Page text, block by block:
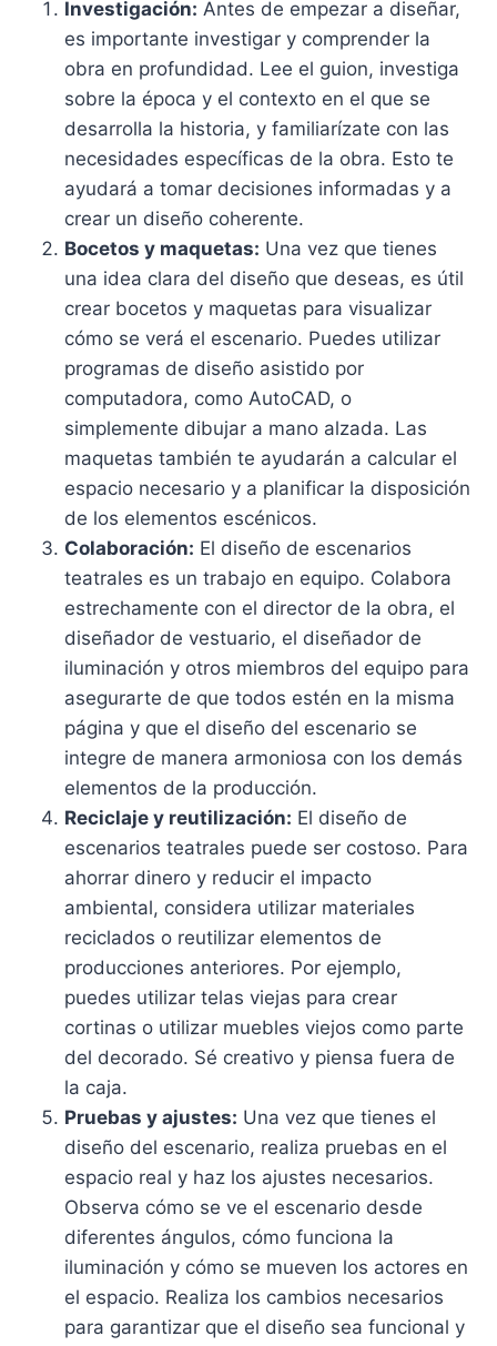
Investigación: Antes de empezar a diseñar,
es importante investigar y comprender la
obra en profundidad. Lee el guion, investiga
sobre la época y el contexto en el que se
desarrolla la historia, y familiarízate con las
necesidades específicas de la obra. Esto te
ayudará a tomar decisiones informadas y a
crear un diseño coherente.
Bocetos y maquetas: Una vez que tienes
una idea clara del diseño que deseas, es útil
crear bocetos y maquetas para visualizar
cómo se verá el escenario. Puedes utilizar
programas de diseño asistido por
computadora, como AutoCAD, o
simplemente dibujar a mano alzada. Las
maquetas también te ayudarán a calcular el
espacio necesario y a planificar la disposición
de los elementos escénicos.
Colaboración: El diseño de escenarios
teatrales es un trabajo en equipo. Colabora
estrechamente con el director de la obra, el
diseñador de vestuario, el diseñador de
iluminación y otros miembros del equipo para
asegurarte de que todos estén en la misma
página y que el diseño del escenario se
integre de manera armoniosa con los demás
elementos de la producción.
Reciclaje y reutilización: El diseño de
escenarios teatrales puede ser costoso. Para
ahorrar dinero y reducir el impacto
ambiental, considera utilizar materiales
reciclados o reutilizar elementos de
producciones anteriores. Por ejemplo,
puedes utilizar telas viejas para crear
cortinas o utilizar muebles viejos como parte
del decorado. Sé creativo y piensa fuera de
la caja.
Pruebas y ajustes: Una vez que tienes el
diseño del escenario, realiza pruebas en el
espacio real y haz los ajustes necesarios.
Observa cómo se ve el escenario desde
diferentes ángulos, cómo funciona la
iluminación y cómo se mueven los actores en
el espacio. Realiza los cambios necesarios
para garantizar que el diseño sea funcional y